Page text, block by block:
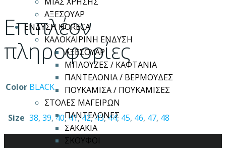
ΑΞΕΣΟΥΑΡ
ΕΝΔΥΣΗ HORECA
ΚΑΛΟΚΑΙΡΙΝΗ ΕΝΔΥΣΗ
ΑΞΕΣΟΥΑΡ
ΜΠΛΟΥΖΕΣ / ΚΑΦΤΑΝΙΑ
ΠΑΝΤΕΛΟΝΙΑ / ΒΕΡΜΟΥΔΕΣ
ΠΟΥΚΑΜΙΣΑ / ΠΟΥΚΑΜΙΣΕΣ
ΣΤΟΛΕΣ ΜΑΓΕΙΡΩΝ
ΠΑΝΤΕΛΟΝΕΣ
ΣΑΚΑΚΙΑ
ΣΚΟΥΦΟΙ
Επιπλέον
πληροφορίες
Color BLACK
Size 38, 39, 40, 41,42,43,44, 45, 46, 47, 48